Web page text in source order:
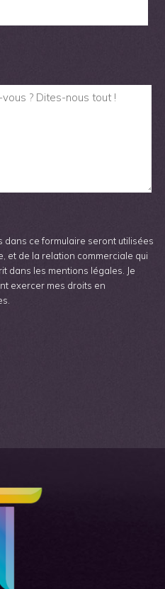
dans ce formulaire seront utilisées
et de la relation commerciale qui
dans les mentions légales. Je
exercer mes droits en